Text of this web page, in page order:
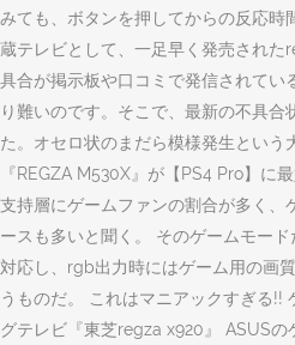
みても、ボタンを押してからの反応時
蔵テレビとして、一足早く発売された
具合が掲示板や口コミで発信されてい
り難いのです。そこで、最新の不具合
た。オセロ状のまだら模様発生という
『REGZA M530X』が【PS4 Pro】に
支持層にゲームファンの割合が多く、
ースも多いと聞く。 そのゲームモー
対応し、rgb出力時にはゲーム用の画
うものだ。 これはマニアックすぎる!!
グテレビ『東芝regza x920』 ASUS